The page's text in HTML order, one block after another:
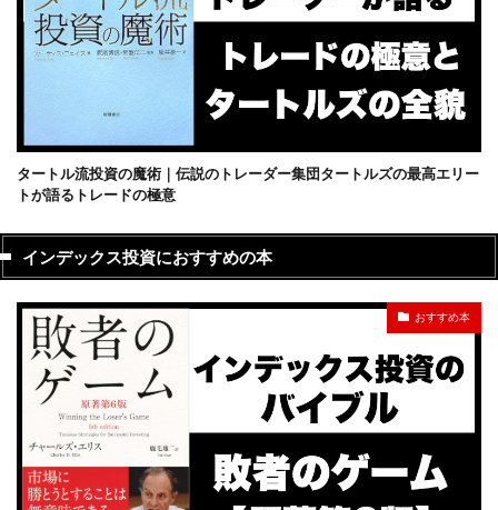
タートル流投資の魔術｜伝説のトレーダー集団タートルズの最高エリー
トが語るトレードの極意
インデックス投資におすすめの本
おすすめ本